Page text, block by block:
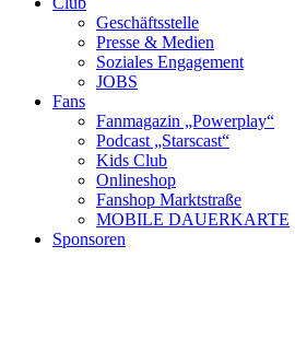
Geschäftsstelle
Presse & Medien
Soziales Engagement
JOBS
Fans
Fanmagazin „Powerplay“
Podcast „Starscast“
Kids Club
Onlineshop
Fanshop Marktstraße
MOBILE DAUERKARTE
Sponsoren